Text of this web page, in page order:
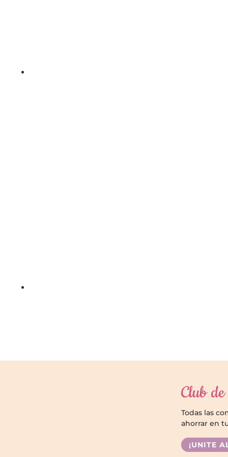
Club
Todas las
ahorrar en
¡UNITE